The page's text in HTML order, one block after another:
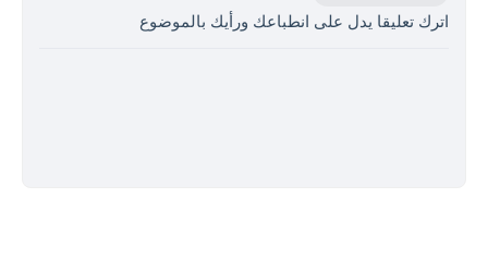
اترك تعليقا يدل على انطباعك ورأيك بالموضوع